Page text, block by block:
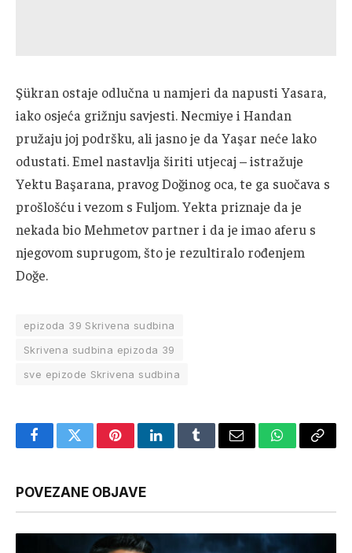
Şükran ostaje odlučna u namjeri da napusti Yasara,
iako osjeća grižnju savjesti. Necmiye i Handan
pružaju joj podršku, ali jasno je da Yaşar neće lako
odustati. Emel nastavlja širiti utjecaj – istražuje
Yektu Başarana, pravog Doğinog oca, te ga suočava s
prošlošću i vezom s Fuljom. Yekta priznaje da je
nekada bio Mehmetov partner i da je imao aferu s
njegovom suprugom, što je rezultiralo rođenjem
Doğe.
epizoda 39 Skrivena sudbina
Skrivena sudbina epizoda 39
sve epizode Skrivena sudbina
FacebookTwitterPinterestLinkedInTumblrEmail WhatsApp
Copy
POVEZANE OBJAVE